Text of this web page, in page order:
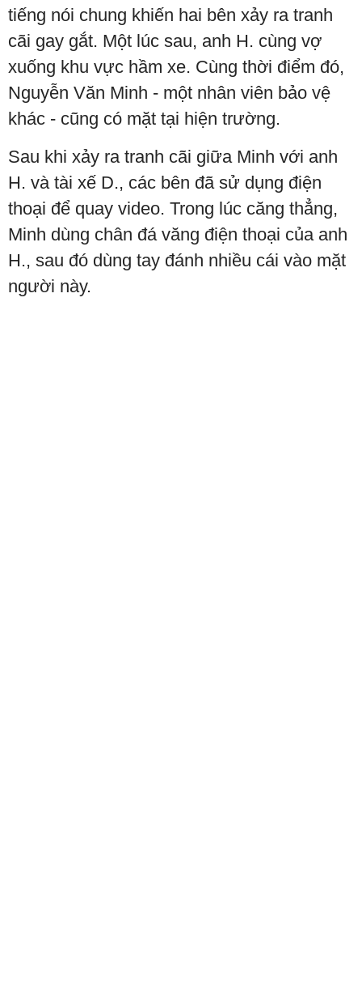
tiếng nói chung khiến hai bên xảy ra tranh
cãi gay gắt. Một lúc sau, anh H. cùng vợ
xuống khu vực hầm xe. Cùng thời điểm đó,
Nguyễn Văn Minh - một nhân viên bảo vệ
khác - cũng có mặt tại hiện trường.
Sau khi xảy ra tranh cãi giữa Minh với anh
H. và tài xế D., các bên đã sử dụng điện
thoại để quay video. Trong lúc căng thẳng,
Minh dùng chân đá văng điện thoại của anh
H., sau đó dùng tay đánh nhiều cái vào mặt
người này.